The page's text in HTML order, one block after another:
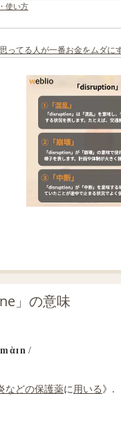
使い方
ってる人が一番お金をムダに
」の意味
/
などの保護薬に用いる》.